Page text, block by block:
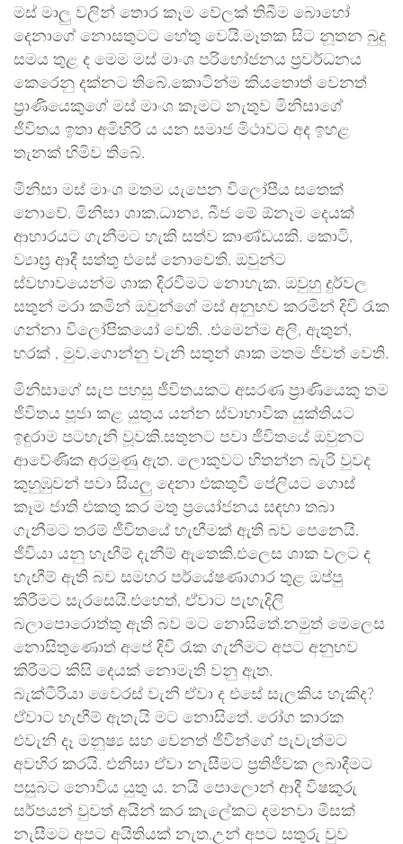
මස් මාලු වලින් තොර කෑම වේලක් තිබීම බොහෝ
දෙනාගේ නොසතුටට හේතු වෙයි.මෑතක සිට නූතන බුදු
සමය තුළ ද මෙම මස් මාංශ පරිභෝජනය ප්‍රවර්ධනය
කෙරෙනු දක්නට තිබේ.කොටින්ම කියතොත් වෙනත්
ප්‍රාණියෙකුගේ මස් මාංශ කෑමට නැතුව මිනිසාගේ
ජීවිතය ඉතා අමිහිරි ය යන සමාජ මිථාවට අද ඉහළ
තැනක් හිමිව තිබේ.
මිනිසා මස් මාංශ මතම යැපෙන විලෝපීය සතෙක්
නොවේ. මිනිසා ශාක,ධාන්‍ය, බීජ මේ ඕනෑම දෙයක්
ආහාරයට ගැනීමට හැකි සත්ව කාණ්ඩයකි. කොටි,
ව්‍යාඝ්‍ර ආදී සත්තු එසේ නොවෙති. ඔවුන්ට
ස්වභාවයෙන්ම ශාක දිරවීමට නොහැක. ඔවුහු දුර්වල
සතුන් මරා කමින් ඔවුන්ගේ මස් අනුභව කරමින් දිවි රැක
ගන්නා විලෝපිකයෝ වෙති. .එමෙන්ම අලි, ඇතුන්,
හරක් , මුව,ගොන්නු වැනි සතුන් ශාක මතම ජීවත් වෙති.
මිනිසාගේ සැප පහසු ජීවිතයකට අසරණ ප්‍රාණියෙකු තම
ජීවිතය පූජා කළ යුතුය යන්න ස්වාභාවික යුක්තියට
ඉඳුරාම පටහැනි වූවකි.සතුනට පවා ජීවිතයේ ඔවුනට
ආවේණික අරමුණු ඇත. ලොකුවට හිතන්න බැරි වුවද
කුහුඹුවන් පවා සියලු දෙනා එකතුවී පේලියට ගොස්
කෑම ජාති එකතු කර මතු ප්‍රයෝජනය සඳහා තබා
ගැනීමට තරම් ජීවිතයේ හැඟීමක් ඇති බව පෙනෙයි.
ජීවියා යනු හැඟීම් දැනීම් ඇතෙකි.එලෙස ශාක වලට ද
හැඟීම් ඇති බව සමහර පර්යේෂණාගාර තුළ ඔප්පු
කිරීමට සැරසෙයි.එහෙත්, ඒවාට පැහැදිලි
බලාපොරොත්තු ඇති බව මට නොසිතේ.නමුත් මෙලෙස
නොසිතුණොත් අපේ දිවි රැක ගැනීමට අපට අනුභව
කිරීමට කිසි දෙයක් නොමැති වනු ඇත.
බැක්ටීරියා වෛරස් වැනි ඒවා ද එසේ සැලකිය හැකිද?
ඒවාට හැඟීම් ඇතැයි මට නොසිතේ. රෝග කාරක
එවැනි දෑ මනුෂ්‍ය සහ වෙනත් ජීවීන්ගේ පැවැත්මට
අවහිර කරයි. එනිසා ඒවා නැසීමට ප්‍රතිජීවක ලබාදීමට
පසුබට නොවිය යුතු ය. නයි පොලොන් ආදී විෂකුරු
සර්පයන් වුවත් අයින් කර කැලේකට දමනවා මිසක්
නැසීමට අපට අයිතියක් නැත.උන් අපට සතුරු වුව